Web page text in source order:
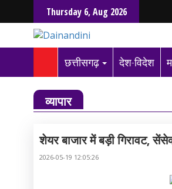
Thursday 6, Aug 2026
छत्तीसगढ़ देश-विदेश
व्यापार
शेयर बाजार में बड़ी गिरावट,
2026-05-19 12:05:26